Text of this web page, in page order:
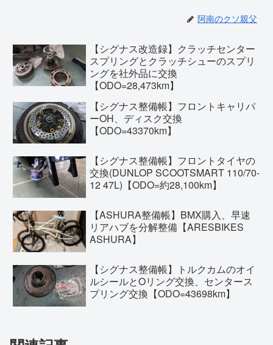
阿南のクソ親父
【シグナス改造録】クラッチセンター
スプリングとクラッチシューのスプリ
ングを社外品に交換
【ODO=28,473km】
【シグナス整備帳】フロントキャリパ
ーOH、ディスク交換
【ODO=43370km】
【シグナス整備帳】フロントタイヤの
交換(DUNLOP SCOOTSMART 110/70-
12 47L)【ODO=約28,100km】
【ASHURA整備帳】BMX購入、早速
リアハブを分解整備【ARESBIKES
ASHURA】
【シグナス整備帳】トルクカムのオイ
ルシールとOリング交換、センタース
プリング交換【ODO=43698km】